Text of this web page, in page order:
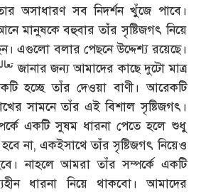
অসাধারণ সব নিদর্শন খুঁজে পাবে।
মানুষকে বহুবার তাঁর সৃষ্টিজগৎ নিয়ে
এগুলো বলার পেছনে উদ্দেশ্য রয়েছে।
জানার জন্য আমাদের কাছে দুটো মাত্র
হচ্ছে তাঁর দেওয়া বাণী। আরেকটি
সামনে তাঁর এই বিশাল সৃষ্টিজগৎ।
একটি সুষম ধারনা পেতে হলে শুধু
না, একইসাথে তাঁর সৃষ্টিজগৎ নিয়েও
নাহলে আমরা তাঁর সম্পর্কে একটি
ধারনা নিয়ে থাকবো। আমাদের